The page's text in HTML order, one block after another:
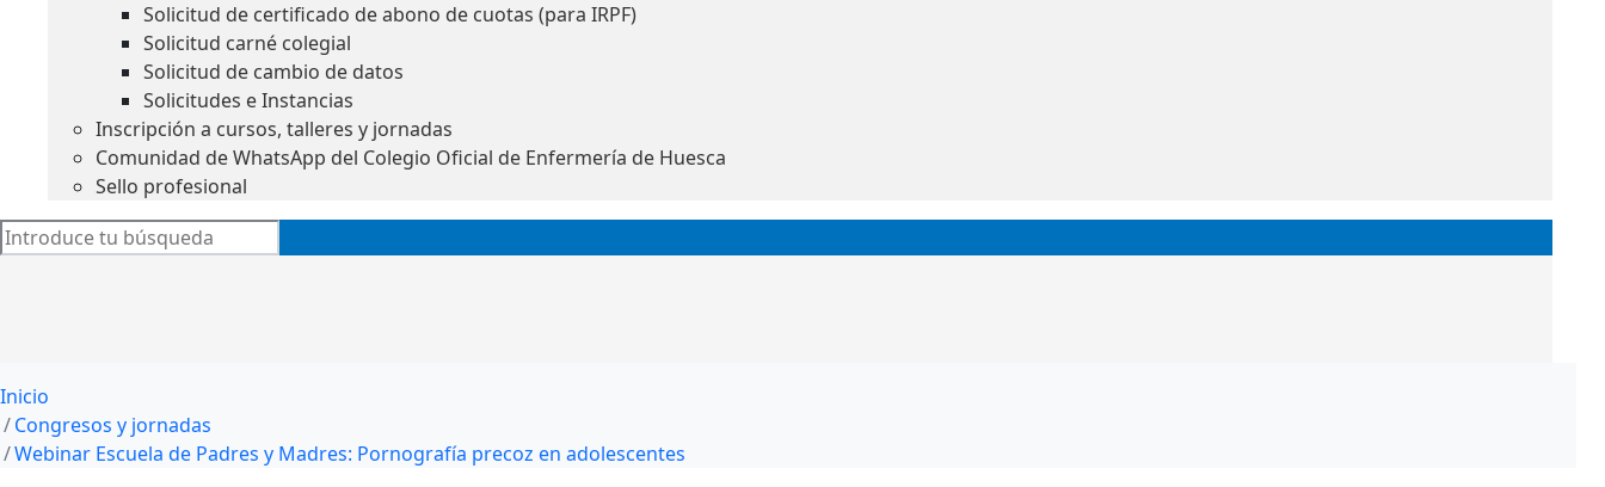
Solicitud de certificado de abono de cuotas (para IRPF)
Solicitud carné colegial
Solicitud de cambio de datos
Solicitudes e Instancias
Inscripción a cursos, talleres y jornadas
Comunidad de WhatsApp del Colegio Oficial de Enfermería de Huesca
Sello profesional
Inicio
Congresos y jornadas
Webinar Escuela de Padres y Madres: Pornografía precoz en adolescentes